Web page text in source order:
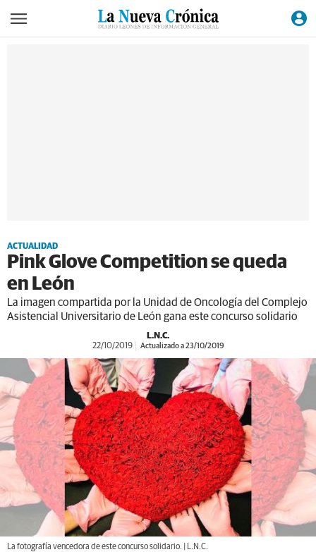
ACTUALIDAD
Pink Glove Competition se queda
en León
La imagen compartida por la Unidad de Oncología del Complejo
Asistencial Universitario de León gana este concurso solidario
L.N.C.
22/10/2019 Actualizado a 23/10/2019
La fotografía vencedora de este concurso solidario. | L.N.C.